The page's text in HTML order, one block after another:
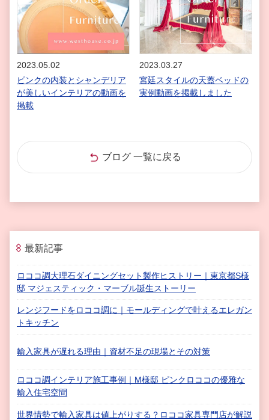
2023.05.02
ピンクの内装とシャンデリア
が美しいインテリアの動画を
掲載
2023.03.27
宮廷スタイルの天蓋ベッドの
実例動画を掲載しました
ブログ 一覧に戻る
最新記事
ロココ調大理石ダイニングセット製作ヒストリー｜東京都S様
邸 マジェスティック・マーブル誕生ストーリー
レンジフードをロココ調に｜モールディングで叶えるエレガン
トキッチン
輸入家具が遅れる理由｜資材不足の現場とその対策
ロココ調インテリア施工事例｜M様邸 ピンクロココの優雅な
輸入住宅空間
世界情勢で輸入家具は値上がりする？ロココ家具専門店が解説